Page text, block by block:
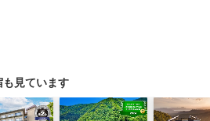
も見ています